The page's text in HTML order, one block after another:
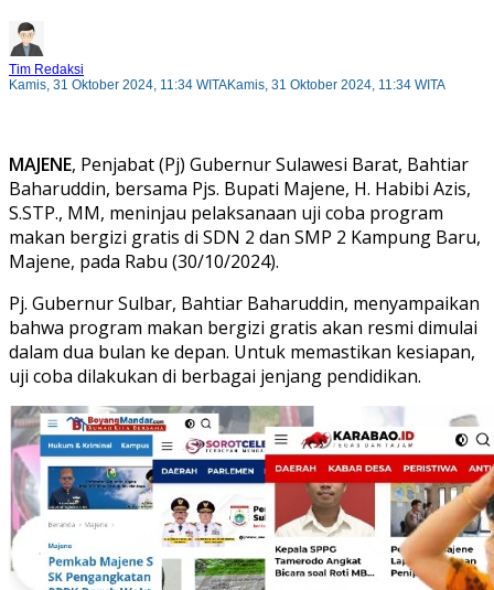
Tim Redaksi
Kamis, 31 Oktober 2024, 11:34 WITAKamis, 31 Oktober 2024, 11:34 WITA
MAJENE, Penjabat (Pj) Gubernur Sulawesi Barat, Bahtiar
Baharuddin, bersama Pjs. Bupati Majene, H. Habibi Azis,
S.STP., MM, meninjau pelaksanaan uji coba program
makan bergizi gratis di SDN 2 dan SMP 2 Kampung Baru,
Majene, pada Rabu (30/10/2024).
Pj. Gubernur Sulbar, Bahtiar Baharuddin, menyampaikan
bahwa program makan bergizi gratis akan resmi dimulai
dalam dua bulan ke depan. Untuk memastikan kesiapan,
uji coba dilakukan di berbagai jenjang pendidikan.